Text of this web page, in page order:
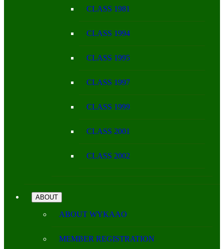
CLASS 1981
CLASS 1994
CLASS 1995
CLASS 1997
CLASS 1999
CLASS 2001
CLASS 2002
ABOUT
ABOUT WYKAAO
MEMBER REGISTRATION